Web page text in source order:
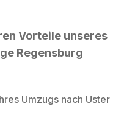
Vorteile unseres
Regensburg
Umzugs nach Uster